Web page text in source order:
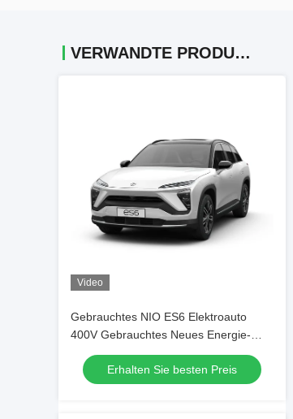
VERWANDTE PRODUKTE
Video
Gebrauchtes NIO ES6 Elektroauto
400V Gebrauchtes Neues Energie-
Elektro-Crossover SUV
Erhalten Sie besten Preis